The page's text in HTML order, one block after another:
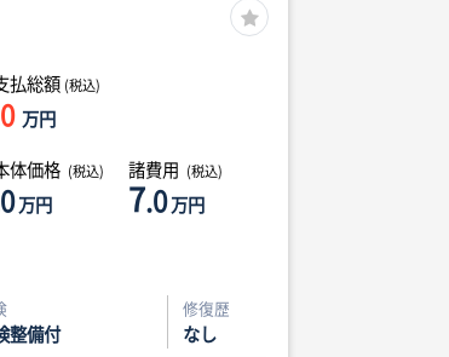
払総額 (税込)
万円
体価格 (税込)
万円
諸費用 (税込)
7.0万円
整備付
修復歴
なし